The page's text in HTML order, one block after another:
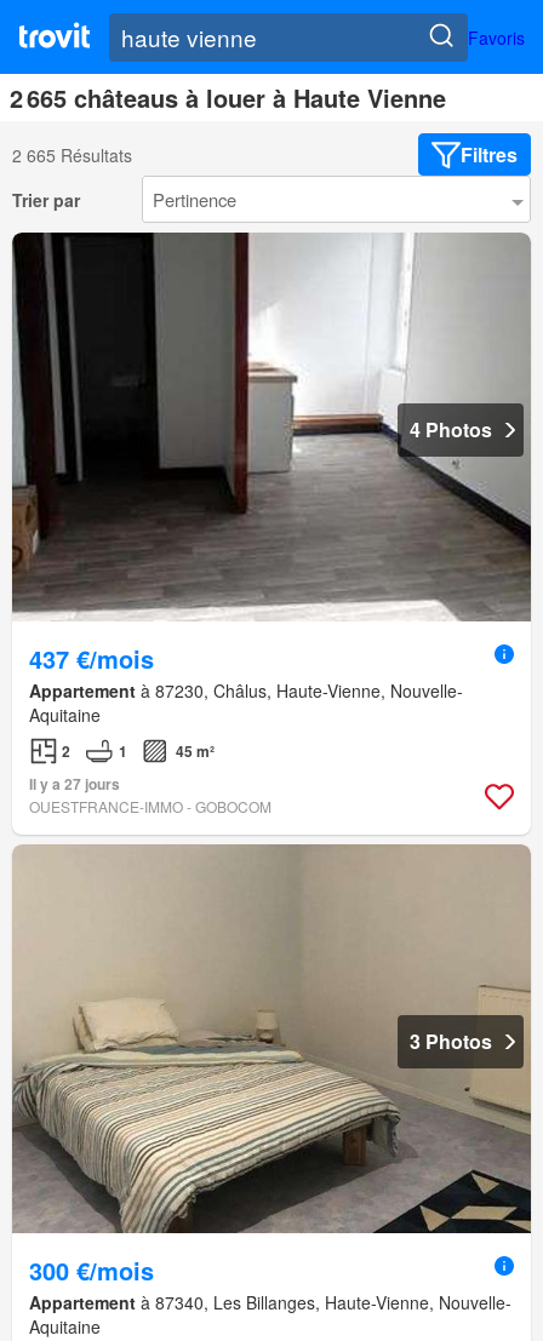
Favoris
2 665 châteaus à louer à Haute Vienne
2 665 Résultats Filtres
Trier par
4 Photos
437 €/mois
Appartement à 87230, Châlus, Haute-Vienne, Nouvelle-
Aquitaine
2 1
45 m²
Il y a 27 jours
OUESTFRANCE-IMMO - GOBOCOM
3 Photos
300 €/mois
Appartement à 87340, Les Billanges, Haute-Vienne, Nouvelle-
Aquitaine